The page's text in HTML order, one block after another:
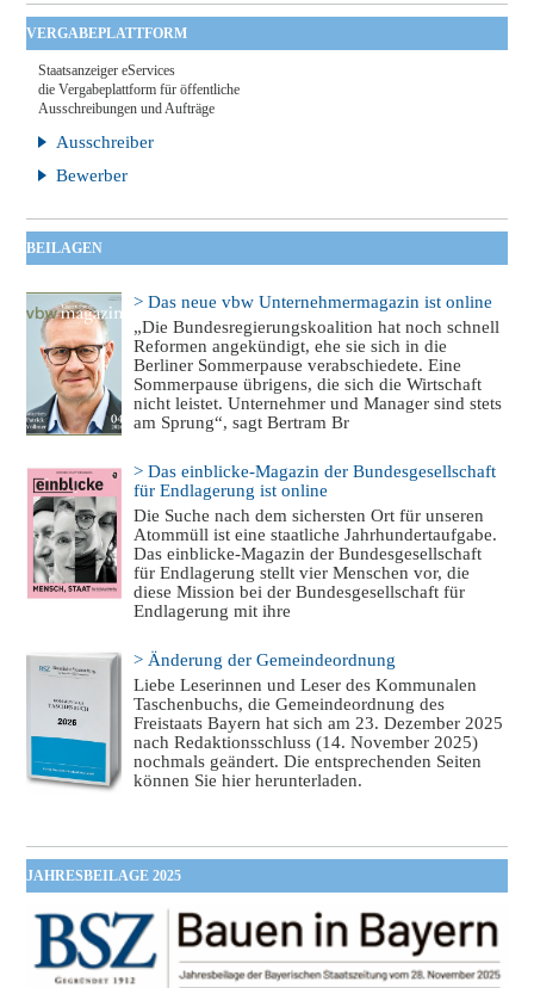
VERGABEPLATTFORM
Staatsanzeiger eServices
die Vergabeplattform für öffentliche
Ausschreibungen und Aufträge
Ausschreiber
Bewerber
BEILAGEN
> Das neue vbw Unternehmermagazin ist online
„Die Bundesregierungskoalition hat noch schnell
Reformen angekündigt, ehe sie sich in die
Berliner Sommerpause verabschiedete. Eine
Sommerpause übrigens, die sich die Wirtschaft
nicht leistet. Unternehmer und Manager sind stets
am Sprung“, sagt Bertram Br
> Das einblicke-Magazin der Bundesgesellschaft
für Endlagerung ist online
Die Suche nach dem sichersten Ort für unseren
Atommüll ist eine staatliche Jahrhundertaufgabe.
Das einblicke-Magazin der Bundesgesellschaft
für Endlagerung stellt vier Menschen vor, die
diese Mission bei der Bundesgesellschaft für
Endlagerung mit ihre
> Änderung der Gemeindeordnung
Liebe Leserinnen und Leser des Kommunalen
Taschenbuchs, die Gemeindeordnung des
Freistaats Bayern hat sich am 23. Dezember 2025
nach Redaktionsschluss (14. November 2025)
nochmals geändert. Die entsprechenden Seiten
können Sie hier herunterladen.
JAHRESBEILAGE 2025